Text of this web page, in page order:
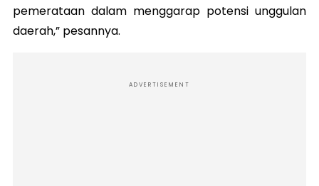
pemerataan dalam menggarap potensi unggulan
daerah,” pesannya.
ADVERTISEMENT